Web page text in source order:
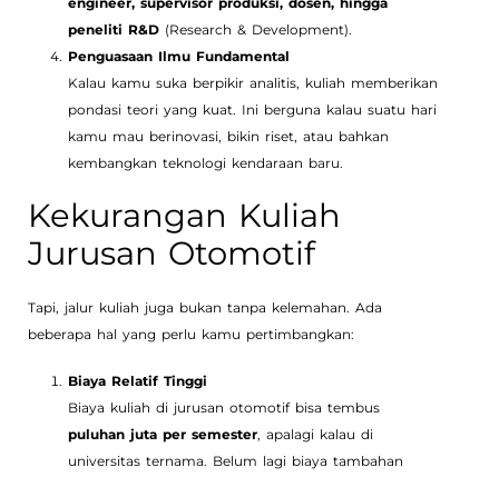
peneliti R&D (Research & Development).
Penguasaan Ilmu Fundamental
Kalau kamu suka berpikir analitis, kuliah memberikan
pondasi teori yang kuat. Ini berguna kalau suatu hari
kamu mau berinovasi, bikin riset, atau bahkan
kembangkan teknologi kendaraan baru.
Kekurangan Kuliah
Jurusan Otomotif
Tapi, jalur kuliah juga bukan tanpa kelemahan. Ada
beberapa hal yang perlu kamu pertimbangkan:
Biaya Relatif Tinggi
Biaya kuliah di jurusan otomotif bisa tembus
puluhan juta per semester, apalagi kalau di
universitas ternama. Belum lagi biaya tambahan